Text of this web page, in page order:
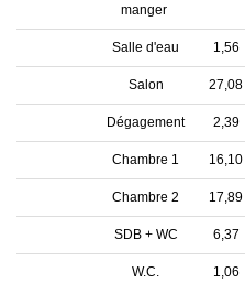
manger
Salle d'eau 1,56
Salon 27,08
Dégagement 2,39
Chambre 1 16,10
Chambre 2 17,89
SDB + WC 6,37
W.C. 1,06